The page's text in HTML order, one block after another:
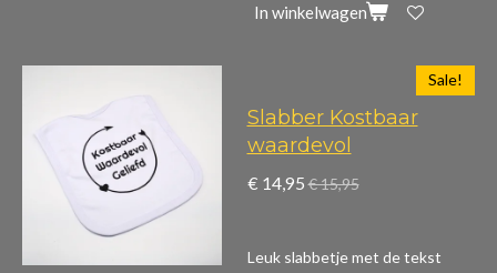
In winkelwagen
Sale!
Slabber Kostbaar
waardevol
€ 14,95 € 15,95
Leuk slabbetje met de tekst